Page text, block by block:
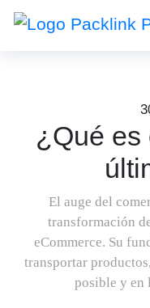
¿Qué es
El auge del
transformación
eCommerce. Su
transportar
posible y en